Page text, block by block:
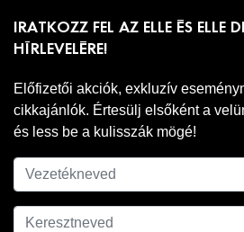
IRATKOZZ FEL AZ ELLE ÉS ELLE
HÍRLEVELÉRE!
Előfizetői akciók, exkluzív
cikkajánlók. Értesülj elsőként a
és less be a kulisszák mögé!